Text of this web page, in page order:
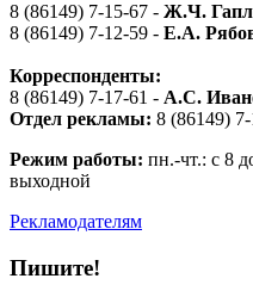
8 (86149) 7-15-67 - Ж.Ч.
8 (86149) 7-12-59 - Е.А.
Корреспонденты:
8 (86149) 7-17-61 - А.С.
Отдел рекламы: 8 (86149)
Режим работы: пн.-чт.: с 8
выходной
Рекламодателям
Пишите!